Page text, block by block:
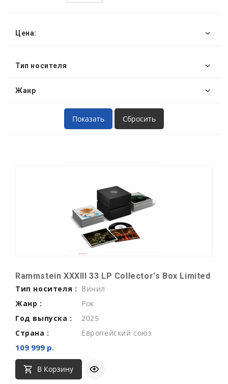
Цена:
Тип носителя
Жанр
Rammstein XXXIII 33 LP Collector's Box Limited
Тип носителя : Винил
Жанр :
Рок
Год выпуска :
2025
Страна :
Европейский союз
109 999 р.
В Корзину